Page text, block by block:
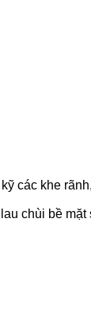
các khe
chùi bề